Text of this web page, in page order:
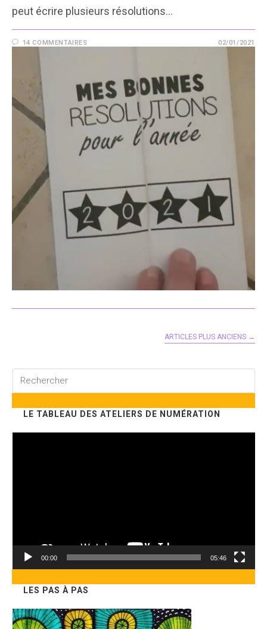
peut écrire plusieurs résolutions…
14 COMMENTAIRES 02/01/2021
ARTICLES PLUS ANCIENS →
siteLE TABLEAU DES ATELIERS DE NUMÉRATION
00:00 05:46
LES PAS À PAS